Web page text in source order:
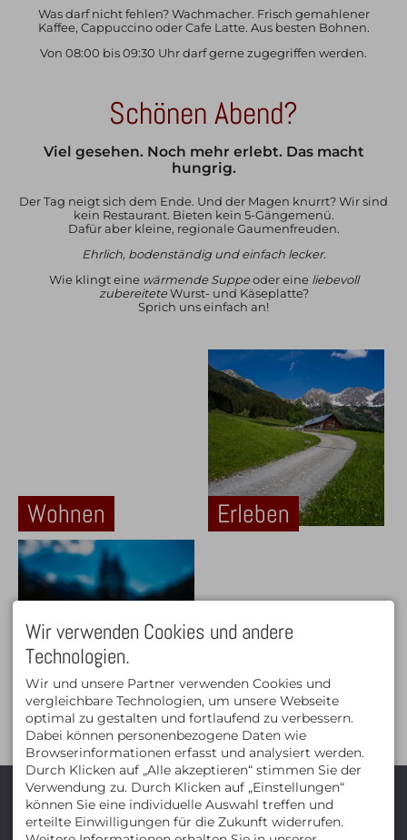
Was darf nicht fehlen? Wachmacher. Frisch gemahlener
Kaffee, Cappuccino oder Cafe Latte. Aus besten Bohnen.
Von 08:00 bis 09:30 Uhr darf gerne zugegriffen werden.
Schönen Abend?
Viel gesehen. Noch mehr erlebt. Das macht
hungrig.
Der Tag neigt sich dem Ende. Und der Magen knurrt? Wir sind
kein Restaurant. Bieten kein 5-Gängemenü.
Dafür aber kleine, regionale Gaumenfreuden.
Ehrlich, bodenständig und einfach lecker.
Wie klingt eine wärmende Suppeoder eine liebevoll
zubereiteteWurst- und Käseplatte?
Sprich uns einfach an!
Wohnen Erleben
Fotografie Weinhandel
KONTAKT
Frank Simon Wein &
Fotografie
Frank Simon
Wir verwenden Cookies und andere
Technologien.
Wir und unsere Partner verwenden Cookies und
vergleichbare Technologien, um unsere Webseite
optimal zu gestalten und fortlaufend zu verbessern.
Dabei können personenbezogene Daten wie
Browserinformationen erfasst und analysiert werden.
Durch Klicken auf „Alle akzeptieren“ stimmen Sie der
Verwendung zu. Durch Klicken auf „Einstellungen“
können Sie eine individuelle Auswahl treffen und
erteilte Einwilligungen für die Zukunft widerrufen.